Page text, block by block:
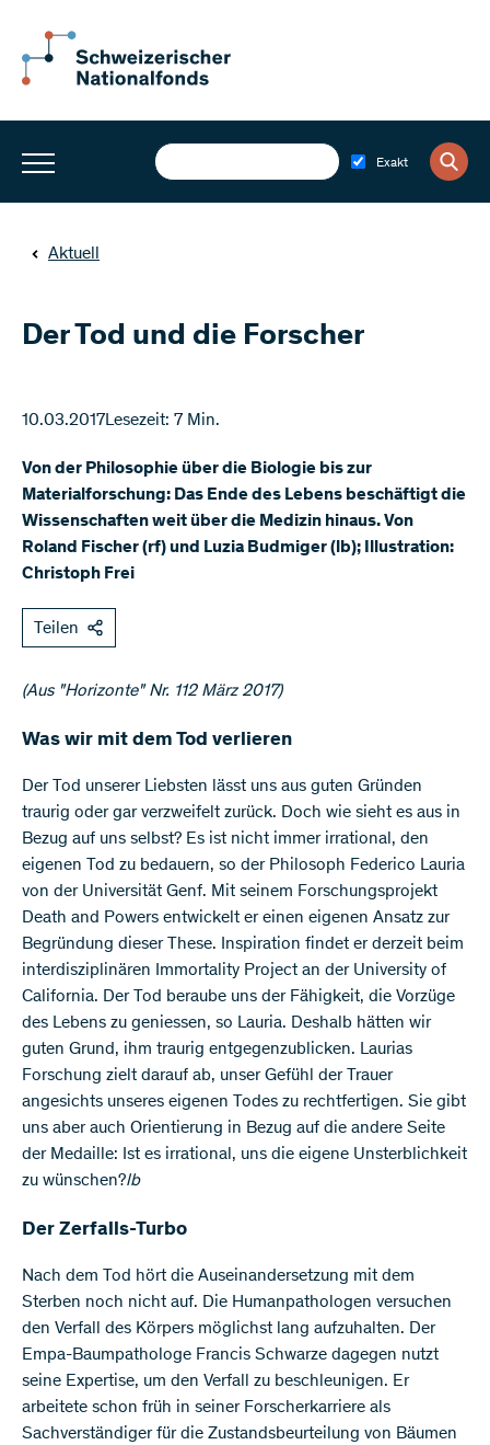
Exakt
Aktuell
Der Tod und die Forscher
10.03.2017Lesezeit: 7 Min.
Von der Philosophie über die Biologie bis zur
Materialforschung: Das Ende des Lebens beschäftigt die
Wissenschaften weit über die Medizin hinaus. Von
Roland Fischer (rf) und Luzia Budmiger (lb); Illustration:
Christoph Frei
Teilen
(Aus "Horizonte" Nr. 112 März 2017)
Was wir mit dem Tod verlieren
Der Tod unserer Liebsten lässt uns aus guten Gründen
traurig oder gar verzweifelt zurück. Doch wie sieht es aus in
Bezug auf uns selbst? Es ist nicht immer irrational, den
eigenen Tod zu bedauern, so der Philosoph Federico Lauria
von der Universität Genf. Mit seinem Forschungsprojekt
Death and Powers entwickelt er einen eigenen Ansatz zur
Begründung dieser These. Inspiration findet er derzeit beim
interdisziplinären Immortality Project an der University of
California. Der Tod beraube uns der Fähigkeit, die Vorzüge
des Lebens zu geniessen, so Lauria. Deshalb hätten wir
guten Grund, ihm traurig entgegenzublicken. Laurias
Forschung zielt darauf ab, unser Gefühl der Trauer
angesichts unseres eigenen Todes zu rechtfertigen. Sie gibt
uns aber auch Orientierung in Bezug auf die andere Seite
der Medaille: Ist es irrational, uns die eigene Unsterblichkeit
zu wünschen?lb
Der Zerfalls-Turbo
Nach dem Tod hört die Auseinandersetzung mit dem
Sterben noch nicht auf. Die Humanpathologen versuchen
den Verfall des Körpers möglichst lang aufzuhalten. Der
Empa-Baumpathologe Francis Schwarze dagegen nutzt
seine Expertise, um den Verfall zu beschleunigen. Er
arbeitete schon früh in seiner Forscherkarriere als
Sachverständiger für die Zustandsbeurteilung von Bäumen